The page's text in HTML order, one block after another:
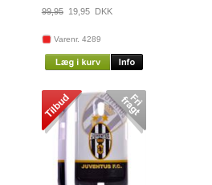
99,95 19,95DKK
Varenr. 4289